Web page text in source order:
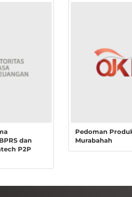
dan
P2P
Pedoman
Murabahah